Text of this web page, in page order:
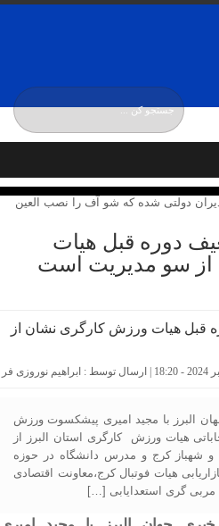
جمعه / ۱۶ مرداد / ۱۴۰۵
دولتی شده که شو آف را نصب العین
دوره قبل هیات
سو مدیریت است
ابراهیم نوروزی فر
البرز با مجید امیری پیشکسوت ورزش
هیات ورزش کارگری استان البرز از
و شهباز کرج و مدرس دانشگاه در حوزه
هیات فوتبال کرج،معاونت اقتصادی
مربی گری استعدایابی […]